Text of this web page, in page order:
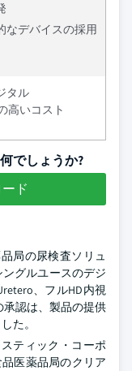
なデバイスの採用
タル
高いコスト
でしょうか?
ド
局の尿検査ソリュ
グルユースのデジ
、フルHD内視
認は、製品の提供
た。
ティック・コーポ
医薬品局のクリア